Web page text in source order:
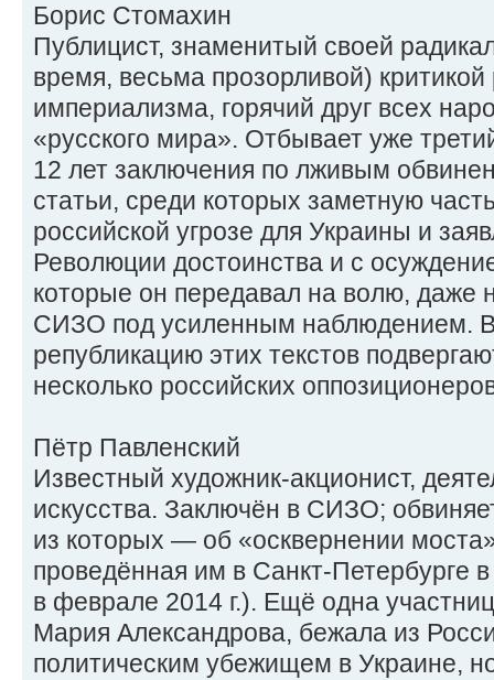
Борис Стомахин
Публицист, знаменитый своей
время, весьма прозорливой) критикой
империализма, горячий друг всех
«русского мира». Отбывает уже
12 лет заключения по лживым
статьи, среди которых заметную
российской угрозе для Украины и
Революции достоинства и с
которые он передавал на волю, даже
СИЗО под усиленным наблюдением.
републикацию этих текстов
несколько российских
Пётр Павленский
Известный художник-акционист,
искусства. Заключён в СИЗО;
из которых — об «осквернении
проведённая им в Санкт-Петербурге
в феврале 2014 г.). Ещё одна
Мария Александрова, бежала из
политическим убежищем в Украине,